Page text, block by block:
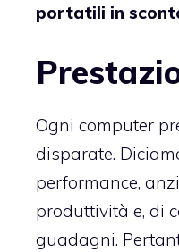
portatili in
Ogni computer
disparate.
performance,
produttività e, di
guadagni.